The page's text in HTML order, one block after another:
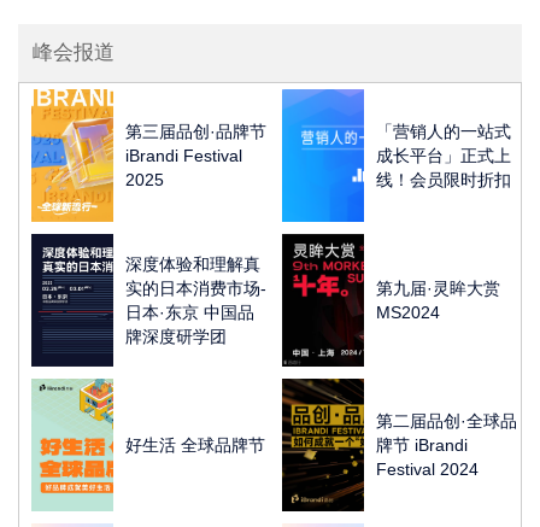
峰会报道
第三届品创·品牌节
iBrandi Festival
2025
「营销人的一站式
成长平台」正式上
线！会员限时折扣
深度体验和理解真
实的日本消费市场-
日本·东京 中国品
牌深度研学团
第九届·灵眸大赏
MS2024
好生活 全球品牌节
第二届品创·全球品
牌节 iBrandi
Festival 2024